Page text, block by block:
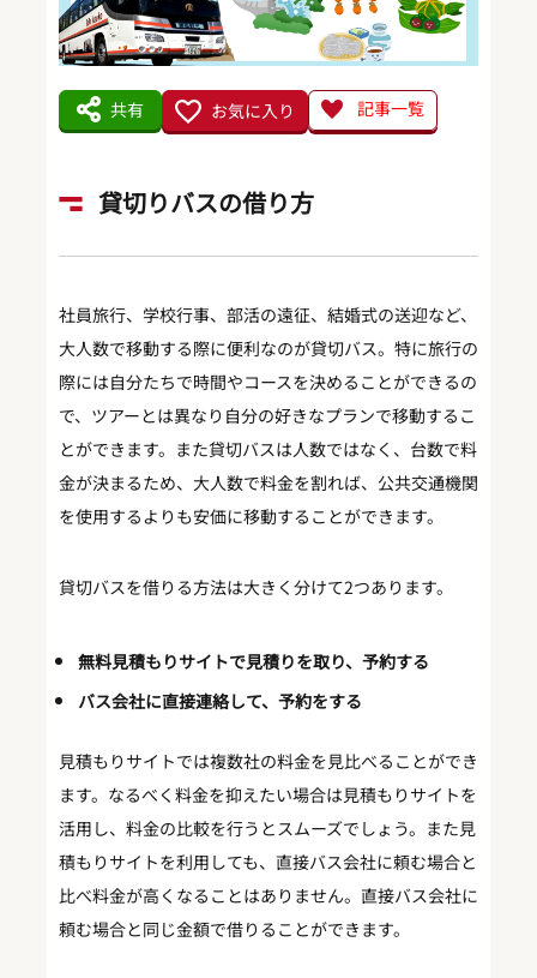
共有 お気に入り 記事一覧
貸切りバスの借り方
社員旅行、学校行事、部活の遠征、結婚式の送迎など、
大人数で移動する際に便利なのが貸切バス。特に旅行の
際には自分たちで時間やコースを決めることができるの
で、ツアーとは異なり自分の好きなプランで移動するこ
とができます。また貸切バスは人数ではなく、台数で料
金が決まるため、大人数で料金を割れば、公共交通機関
を使用するよりも安価に移動することができます。
貸切バスを借りる方法は大きく分けて2つあります。
無料見積もりサイトで見積りを取り、予約する
バス会社に直接連絡して、予約をする
見積もりサイトでは複数社の料金を見比べることができ
ます。なるべく料金を抑えたい場合は見積もりサイトを
活用し、料金の比較を行うとスムーズでしょう。また見
積もりサイトを利用しても、直接バス会社に頼む場合と
比べ料金が高くなることはありません。直接バス会社に
頼む場合と同じ金額で借りることができます。